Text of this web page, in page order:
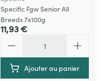
Specific Fgw Senior All
Breeds 7x100g
11,93 €
Ajouter au panier